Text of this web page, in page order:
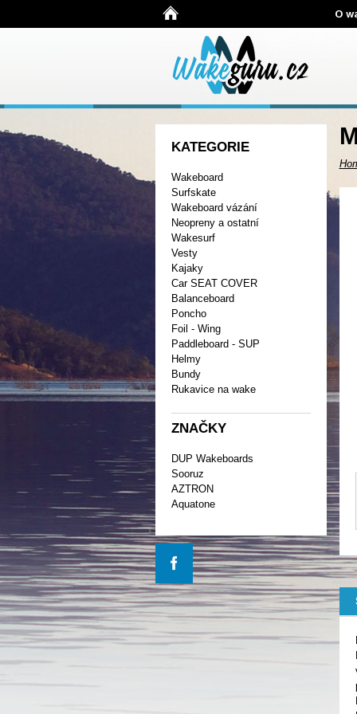
O
KATEGORIE
Wakeboard
Surfskate
Wakeboard vázání
Neopreny a ostatní
Wakesurf
Vesty
Kajaky
Car SEAT COVER
Balanceboard
Poncho
Foil - Wing
Paddleboard - SUP
Helmy
Bundy
Rukavice na wake
ZNAČKY
DUP Wakeboards
Sooruz
AZTRON
Aquatone